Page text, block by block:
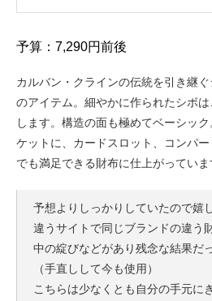
予算：7,290円前後
カルバン・クラインの伝統を引き継
のアイテム。細やかに作られたシボ
します。構造の面も極めてベーシッ
ケットに、カードスロット、コンパ
でも満足できる財布に仕上がっていま
予想よりしっかりしていたので嬉
違うサイトで同じブランドの違う
中の綻びなどがあり残念な結果だ
（手直しして今も使用）
こちらは少なくとも自分の手元に